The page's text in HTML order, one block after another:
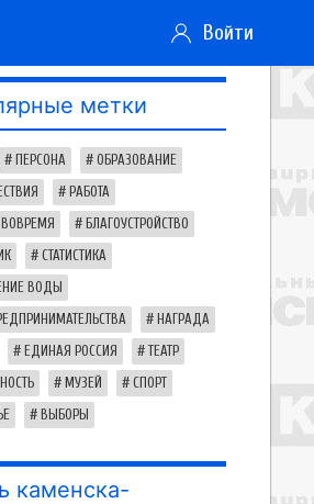
Войти
метки
ПЕРСОНА ОБРАЗОВАНИЕ
РАБОТА
БЛАГОУСТРОЙСТВО
СТАТИСТИКА
ВОДЫ
НАГРАДА
ЕДИНАЯ РОССИЯ ТЕАТР
МУЗЕЙ СПОРТ
ВЫБОРЫ
каменска-